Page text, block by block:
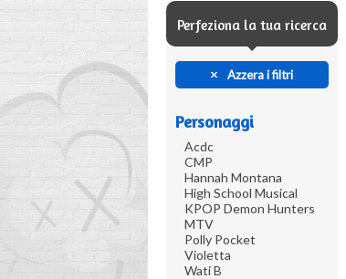
Perfeziona la tua ricerca
Azzera i filtri
Personaggi
Acdc
CMP
Hannah Montana
High School Musical
KPOP Demon Hunters
MTV
Polly Pocket
Violetta
Wati B